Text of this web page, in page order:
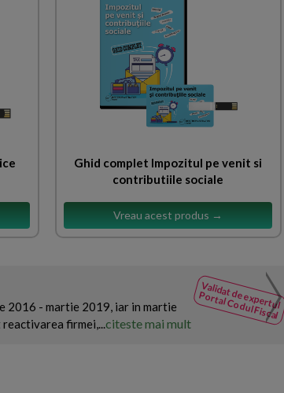
Ghid complet Impozitul pe venit si
contributiile sociale
Vreau acest produs →
Validat de expertul
Portal Codul Fiscal
2016 - martie 2019, iar in martie
firmei,...citeste mai mult